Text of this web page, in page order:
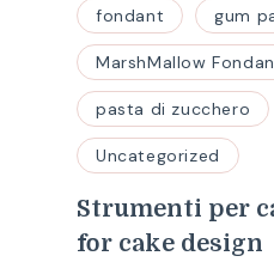
fondant gum
MarshMallow
pasta di zucchero
Uncategorized
Strumenti per
for cake design